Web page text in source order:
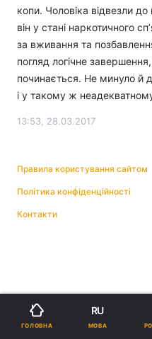
копи. Чоловіка відвезли
він у стані наркотичного
за вживання та
погляд логічне
починається. Не минуло й
і у такому ж
13:53, 28.03.2017
Правила користування сайтом
Політика конфіденційності
Контакти
ГОЛОВНА
RU
МОВА